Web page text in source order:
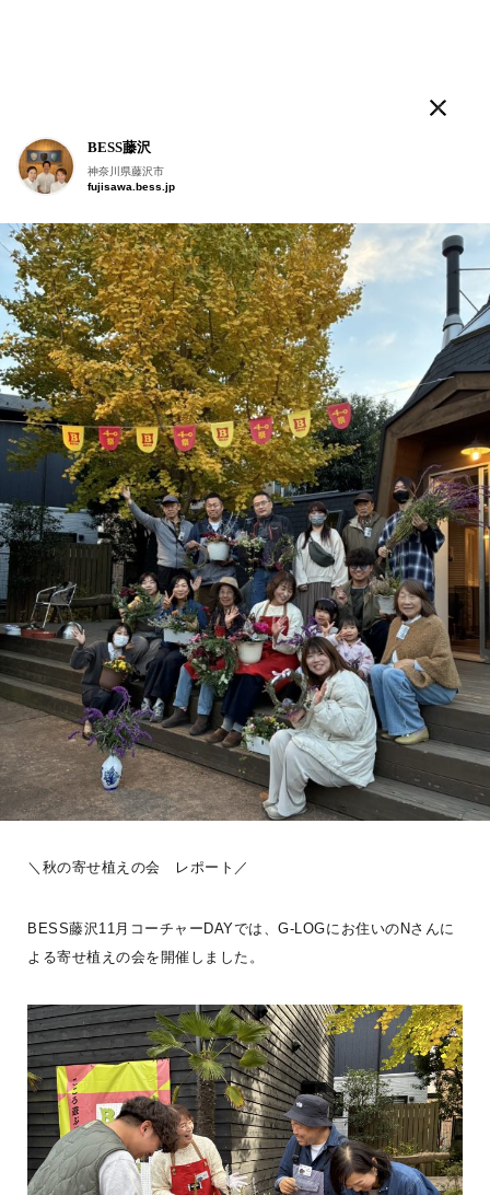
人気のタグ
LOGWAYだより BESSの家
BESS福知山
京都府福知山市
fukuchiyama.bess.jp
大人の、こころ遊ぶ時間。7月31日(金)夏の日のWork shopを開催し
ました。ジュートバッグ製作では、色や柄、素材の異なる刺繍リボ
ン選び ...続きを読む
G-LOG なつ 程々の家 LOGWAYだより
シェア
BESS広島
広島県広島市
hiroshima.bess.jp
こんにちは。
#ログログ です。
BESSに暮らす人、BESSではたらく人が
フラットに、自由に書きこんでいく＃ログログ。
日常を楽しんでいる声や、新しい情報を、
つぎつぎお知らせしていきます。
#ログログを見る
BESS藤沢
神奈川県藤沢市
fujisawa.bess.jp
＼秋の寄せ植えの会 レポート／
BESS藤沢11月コーチャーDAYでは、G-LOGにお住いのNさんに
よる寄せ植えの会を開催しました。